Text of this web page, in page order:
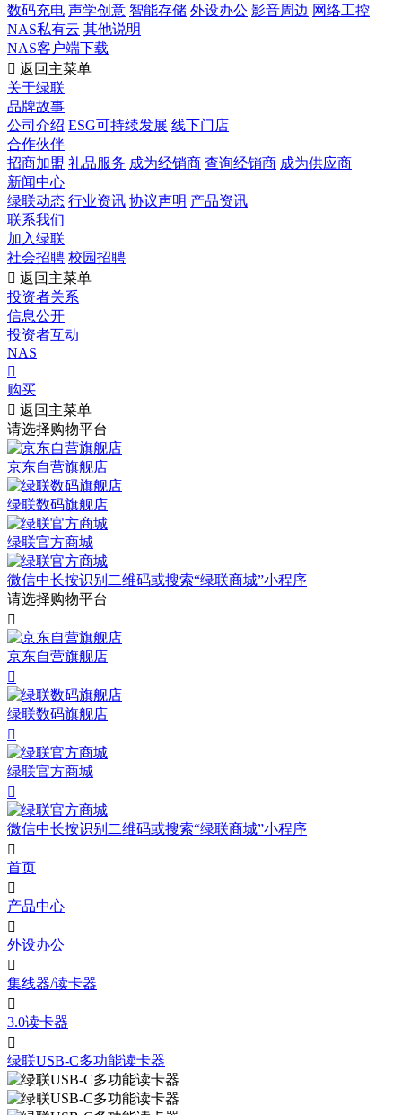
数码充电 声学创意 智能存储 外设办公 影音周边 网络工控
NAS私有云 其他说明
NAS客户端下载
 返回主菜单
关于绿联
品牌故事
公司介绍 ESG可持续发展 线下门店
合作伙伴
招商加盟 礼品服务 成为经销商 查询经销商 成为供应商
新闻中心
绿联动态 行业资讯 协议声明 产品资讯
联系我们
加入绿联
社会招聘 校园招聘
 返回主菜单
投资者关系
信息公开
投资者互动
NAS

购买
 返回主菜单
请选择购物平台
京东自营旗舰店
绿联数码旗舰店
绿联官方商城
微信中长按识别二维码或搜索“绿联商城”小程序
请选择购物平台

京东自营旗舰店

绿联数码旗舰店

绿联官方商城

微信中长按识别二维码或搜索“绿联商城”小程序

首页

产品中心

外设办公

集线器/读卡器

3.0读卡器

绿联USB-C多功能读卡器